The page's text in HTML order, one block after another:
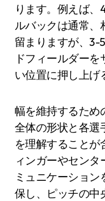
ります。例えば
ルバックは通常、
留まりますが、3-
ドフィールダー
い位置に押し上げ
幅を維持するため
全体の形状と各選
を理解することが
ィンガーやセン
ミュニケーショ
保し、ピッチの中